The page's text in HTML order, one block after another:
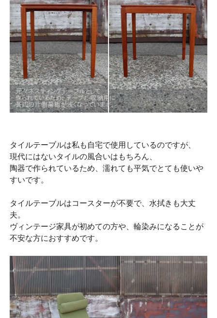
タイルテーブルは私も自宅で使用しているのですが、
現代にはないタイルの風合いはもちろん、
陶器で作られているため、濡れても平気でとても使いや
すいです。
タイルテーブルはコースターが不要で、水拭きも大丈
夫。
ヴィンテージ家具が初めての方や、輪染みになることが
不安な方におすすめです。